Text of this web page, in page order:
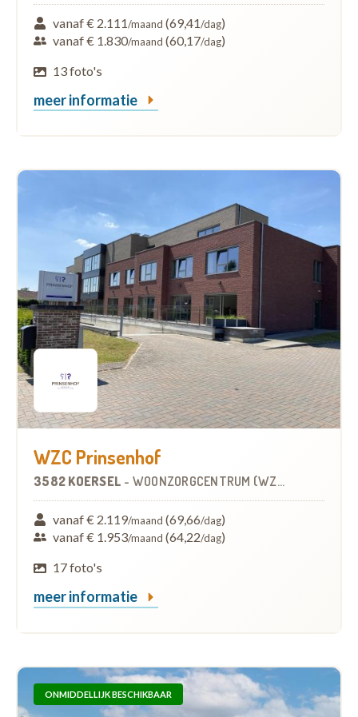
vanaf € 2.111/maand (69,41/dag)
vanaf € 1.830/maand (60,17/dag)
13 foto's
meer informatie
WZC Prinsenhof
3582 KOERSEL - WOONZORGCENTRUM (WZC)
vanaf € 2.119/maand (69,66/dag)
vanaf € 1.953/maand (64,22/dag)
17 foto's
meer informatie
ONMIDDELLIJK BESCHIKBAAR